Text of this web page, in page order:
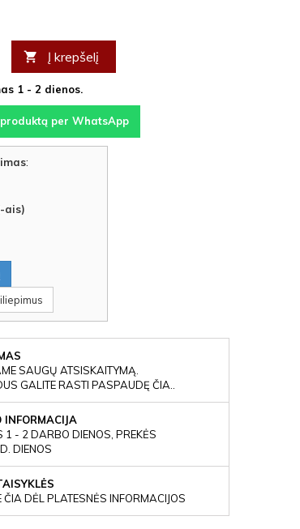
 Į krepšelį
1 - 2 dienos.
per WhatsApp
:
ais)
SAUGŲ ATSISKAITYMĄ.
GALITE RASTI PASPAUDĘ ČIA..
INFORMACIJA
1 - 2 DARBO DIENOS, PREKĖS
DIENOS
DĖL PLATESNĖS INFORMACIJOS